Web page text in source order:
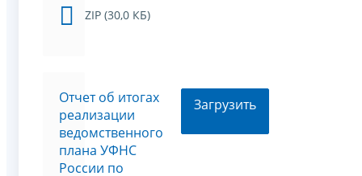
ZIP (30,0 КБ)
Отчет об итогах
реализации
ведомственного
плана УФНС
России по
Загрузить